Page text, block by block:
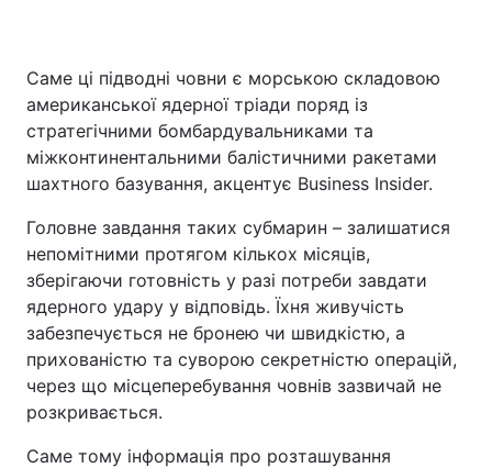
Саме ці підводні човни є морською складовою
американської ядерної тріади поряд із
стратегічними бомбардувальниками та
міжконтинентальними балістичними ракетами
шахтного базування, акцентує Business Insider.
Головне завдання таких субмарин – залишатися
непомітними протягом кількох місяців,
зберігаючи готовність у разі потреби завдати
ядерного удару у відповідь. Їхня живучість
забезпечується не бронею чи швидкістю, а
прихованістю та суворою секретністю операцій,
через що місцеперебування човнів зазвичай не
розкривається.
Саме тому інформація про розташування